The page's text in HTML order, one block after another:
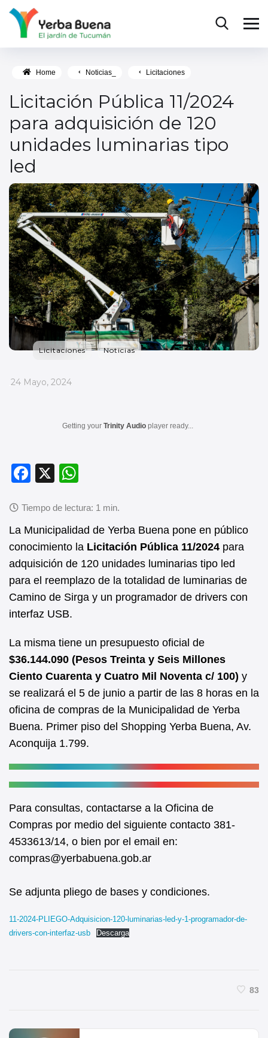
Home Noticias_ Licitaciones
Licitación Pública 11/2024
para adquisición de 120
unidades luminarias tipo
led
Licitaciones Noticias
_
24 Mayo, 2024
Getting your Trinity Audio player ready...
F
c
e
b
o
o
k
X
at
s
A
p
p
La Municipalidad de Yerba Buena pone en público
conocimiento la Licitación Pública 11/2024 para
adquisición de 120 unidades luminarias tipo led
para el reemplazo de la totalidad de luminarias de
Camino de Sirga y un programador de drivers con
interfaz USB.
La misma tiene un presupuesto oficial de
$36.144.090 (Pesos Treinta y Seis Millones
Ciento Cuarenta y Cuatro Mil Noventa c/ 100) y
se realizará el 5 de junio a partir de las 8 horas en la
oficina de compras de la Municipalidad de Yerba
Buena. Primer piso del Shopping Yerba Buena, Av.
Aconquija 1.799.
Para consultas, contactarse a la Oficina de
Compras por medio del siguiente contacto 381-
4533613/14, o bien por el email en:
compras@yerbabuena.gob.ar
Se adjunta pliego de bases y condiciones.
11-2024-PLIEGO-Adquisicion-120-luminarias-led-y-1-programador-de-
drivers-con-interfaz-usb
Descarga
83